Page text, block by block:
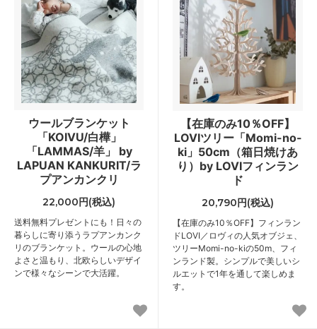
ウールブランケット
「KOIVU/白樺」
「LAMMAS/羊」 by
LAPUAN KANKURIT/ラ
プアンカンクリ
22,000円(税込)
送料無料プレゼントにも！日々の
暮らしに寄り添うラプアンカンク
リのブランケット。ウールの心地
よさと温もり、北欧らしいデザイ
ンで様々なシーンで大活躍。
【在庫のみ10％OFF】
LOVIツリー「Momi-no-
ki」50cm（箱日焼けあ
り）by LOVIフィンラン
ド
20,790円(税込)
【在庫のみ10％OFF】フィンラン
ドLOVI／ロヴィの人気オブジェ、
ツリーMomi-no-kiの50m、フィ
ンランド製。シンプルで美しいシ
ルエットで1年を通して楽しめま
す。